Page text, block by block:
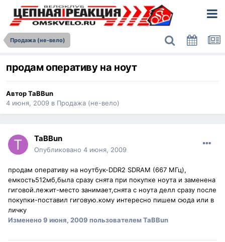
Продажа (не-вело)
продам оперативу на ноут
АвторTaBBun
4 июня, 2009 в Продажа (не-вело)
TaBBun
Опубликовано 4 июня, 2009
продам оперативу на ноутбук-DDR2 SDRAM (667 МГц),
емкость512мб,была сразу снята при покупке ноута и заменена
гиговой.лежит-место занимает,снята с ноута делл сразу после
покупки-поставил гиговую.кому интересно пишем сюда или в
личку
Изменено9 июня, 2009 пользователем TaBBun